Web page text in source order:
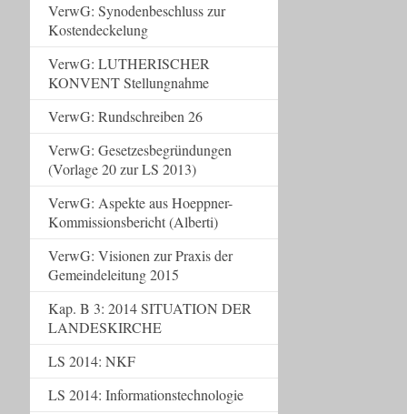
VerwG: Synodenbeschluss zur
Kostendeckelung
VerwG: LUTHERISCHER
KONVENT Stellungnahme
VerwG: Rundschreiben 26
VerwG: Gesetzesbegründungen
(Vorlage 20 zur LS 2013)
VerwG: Aspekte aus Hoeppner-
Kommissionsbericht (Alberti)
VerwG: Visionen zur Praxis der
Gemeindeleitung 2015
Kap. B 3: 2014 SITUATION DER
LANDESKIRCHE
LS 2014: NKF
LS 2014: Informationstechnologie